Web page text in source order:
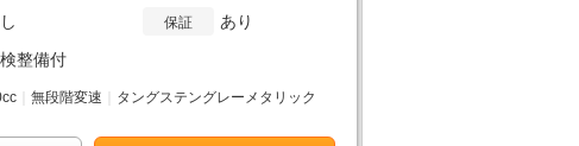
整備付
保証 あり
｜無段階変速 タングステングレーメタリック